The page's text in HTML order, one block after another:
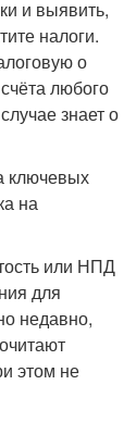
и выявить,
налоги.
о
любого
знает о
ключевых
на
или НПД
для
недавно,
этом не